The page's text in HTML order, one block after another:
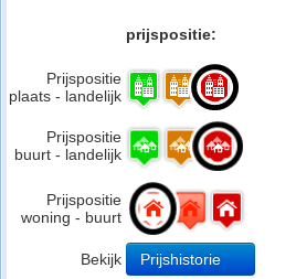
prijspositie:
Prijspositie
plaats - landelijk
Prijspositie
buurt - landelijk
Prijspositie
woning - buurt
Bekijk Prijshistorie